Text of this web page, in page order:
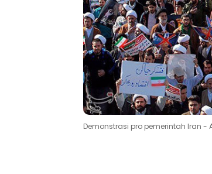
Demonstrasi pro pemerintah Iran -